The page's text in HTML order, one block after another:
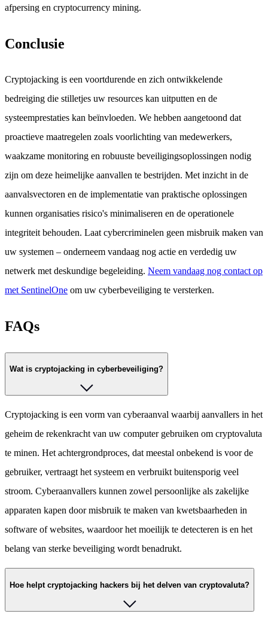
afpersing en cryptocurrency mining.
Conclusie
Cryptojacking is een voortdurende en zich ontwikkelende
bedreiging die stilletjes uw resources kan uitputten en de
systeemprestaties kan beïnvloeden. We hebben aangetoond dat
proactieve maatregelen zoals voorlichting van medewerkers,
waakzame monitoring en robuuste beveiligingsoplossingen nodig
zijn om deze heimelijke aanvallen te bestrijden. Met inzicht in de
aanvalsvectoren en de implementatie van praktische oplossingen
kunnen organisaties risico's minimaliseren en de operationele
integriteit behouden. Laat cybercriminelen geen misbruik maken van
uw systemen – onderneem vandaag nog actie en verdedig uw
netwerk met deskundige begeleiding. Neem vandaag nog contact op
met SentinelOne om uw cyberbeveiliging te versterken.
FAQs
Wat is cryptojacking in cyberbeveiliging?
Cryptojacking is een vorm van cyberaanval waarbij aanvallers in het
geheim de rekenkracht van uw computer gebruiken om cryptovaluta
te minen. Het achtergrondproces, dat meestal onbekend is voor de
gebruiker, vertraagt het systeem en verbruikt buitensporig veel
stroom. Cyberaanvallers kunnen zowel persoonlijke als zakelijke
apparaten kapen door misbruik te maken van kwetsbaarheden in
software of websites, waardoor het moeilijk te detecteren is en het
belang van sterke beveiliging wordt benadrukt.
Hoe helpt cryptojacking hackers bij het delven van cryptovaluta?